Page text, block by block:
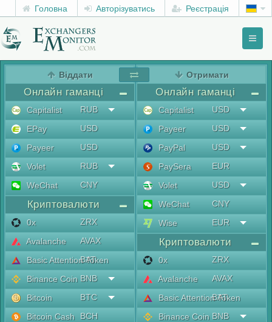
Головна Авторізуватись Реєстрація
Віддати
Онлайн гаманці
Capitalist
RUB
EPay
USD
Payeer
USD
Volet
RUB
WeChat
CNY
Криптовалюти
0x
ZRX
Avalanche
AVAX
Basic Attention Token
BAT
Binance Coin BNB
Bitcoin
BTC
Bitcoin Cash
BCH
Отримати
Онлайн гаманці
Capitalist
USD
Payeer
USD
PayPal
USD
PaySera
EUR
Volet
USD
WeChat
CNY
Wise
EUR
Криптовалюти
0x
ZRX
Avalanche
AVAX
Basic Attention Token
BAT
Binance Coin BNB